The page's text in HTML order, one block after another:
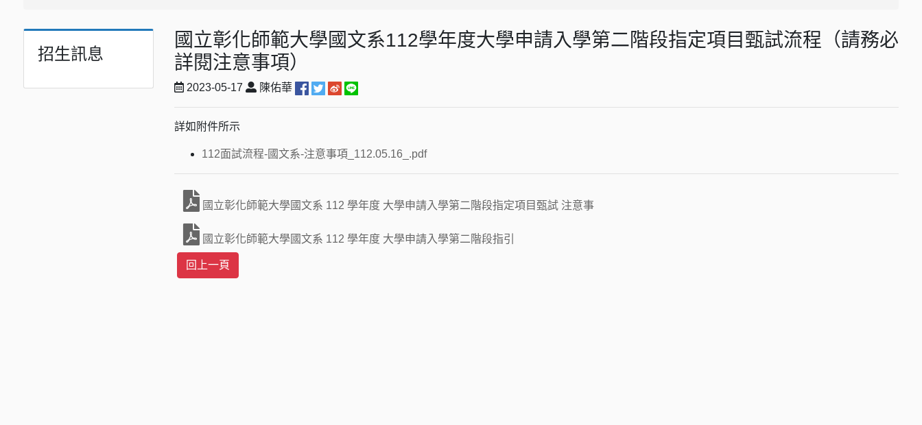
招生訊息
國立彰化師範大學國文系112學年度大學申請入學第二階段指定項目甄試流程（請務必
詳閱注意事項）
2023-05-17 陳佑華
詳如附件所示
112面試流程-國文系-注意事項_112.05.16_.pdf
國立彰化師範大學國文系 112 學年度 大學申請入學第二階段指定項目甄試 注意事
國立彰化師範大學國文系 112 學年度 大學申請入學第二階段指引